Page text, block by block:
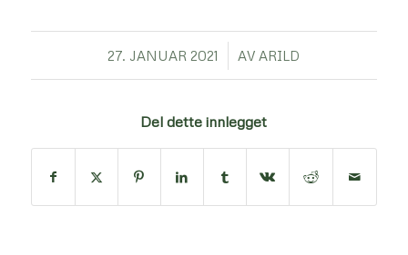
27. JANUAR 2021
/ AVARILD
Del dette innlegget